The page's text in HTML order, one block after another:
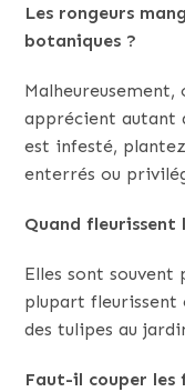
Les rongeurs
botaniques ?
Malheureusement,
apprécient autant
est infesté,
enterrés ou
Quand fleurissent
Elles sont souvent
plupart
des tulipes au
Faut-il couper les